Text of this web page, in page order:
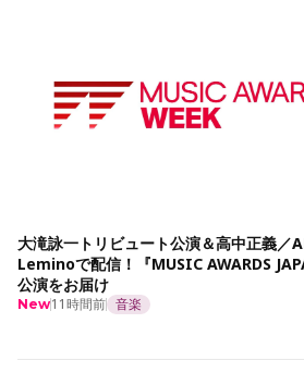
大滝詠一トリビュート公演＆高中正義／
Leminoで配信！『MUSIC AWARDS
公演をお届け
New11時間前 音楽